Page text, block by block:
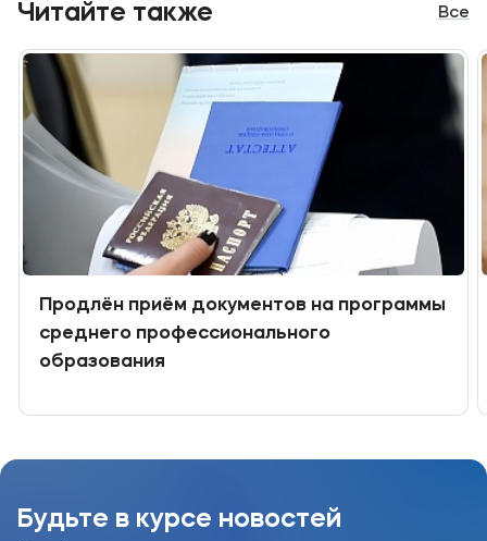
Читайте также Все
Продлён приём документов на программы
среднего профессионального
образования
Будьте в курсе новостей